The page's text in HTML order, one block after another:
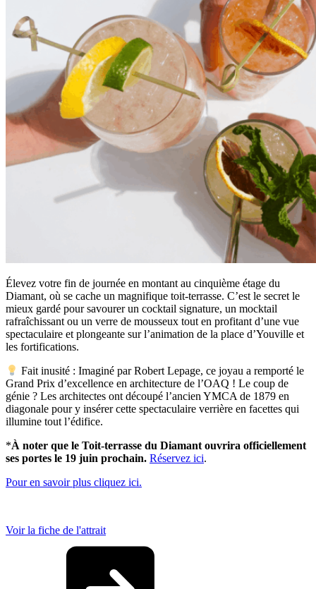
Élevez votre fin de journée en montant au cinquième étage du
Diamant, où se cache un magnifique toit-terrasse. C’est le secret le
mieux gardé pour savourer un cocktail signature, un mocktail
rafraîchissant ou un verre de mousseux tout en profitant d’une vue
spectaculaire et plongeante sur l’animation de la place d’Youville et
les fortifications.
Fait inusité : Imaginé par Robert Lepage, ce joyau a remporté le
Grand Prix d’excellence en architecture de l’OAQ ! Le coup de
génie ? Les architectes ont découpé l’ancien YMCA de 1879 en
diagonale pour y insérer cette spectaculaire verrière en facettes qui
illumine tout l’édifice.
*À noter que le Toit-terrasse du Diamant ouvrira officiellement
ses portes le 19 juin prochain. Réservez ici.
Pour en savoir plus cliquez ici.
Voir la fiche de l'attrait